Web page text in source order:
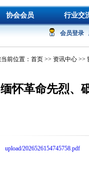
协会会员 行业交
会员登录
前位置： 首页 >> 资讯中心 >>
缅怀革命先烈、
upload/2026526154745758.pdf